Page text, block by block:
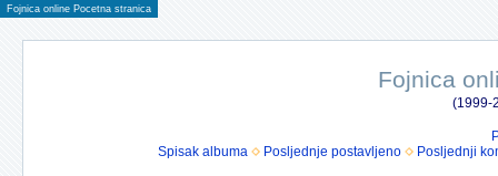
Fojnica online Pocetna stranica
Fojnica
(1999-
Spisak albuma
Posljednje postavljeno Posljednji